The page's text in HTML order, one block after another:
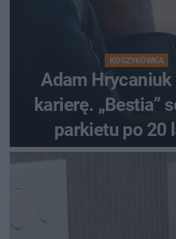
KOSZYKÓWKA
Adam
karierę. „Bestia”
parkietu po 20